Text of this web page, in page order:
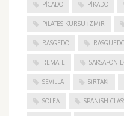
PICADO PIKADO
PILATES KURSU İZMIR
RASGEDO
REMATE SAKSAFON
SEVILLA SIRTAKI
SOLEA SPANISH